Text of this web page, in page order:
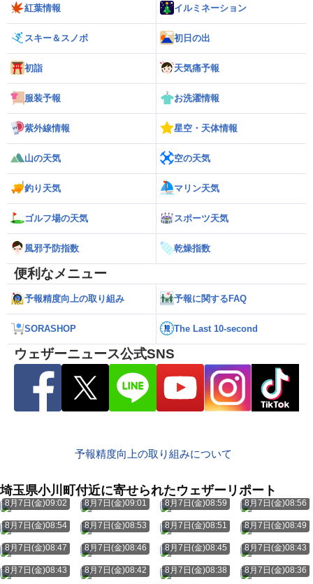
紅葉情報 イルミネーション
スキー＆スノボ 初日の出
初詣 天気痛予報
服装予報 お洗濯情報
紫外線情報 星空・天体情報
山の天気 空の天気
釣り天気 マリン天気
ゴルフ場の天気 スポーツ天気
風邪予防指数 乾燥指数
便利なメニュー
予報精度向上の取り組み 予報に関するFAQ
SORASHOP The Last 10-second
ウェザーニュース公式SNS
予報精度向上の取り組みについて
埼玉県小川町付近に寄せられたウェザーリポート
8月7日(金)09:02 8月7日(金)09:01 8月7日(金)08:59 8月7日(金)08:56
8月7日(金)08:54 8月7日(金)08:53 8月7日(金)08:51 8月7日(金)08:49
8月7日(金)08:47 8月7日(金)08:46 8月7日(金)08:45 8月7日(金)08:43
8月7日(金)08:43 8月7日(金)08:42 8月7日(金)08:38 8月7日(金)08:36